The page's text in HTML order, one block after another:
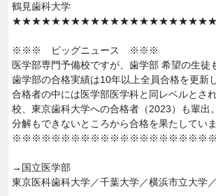
鶴見歯科大学
★★★★★★★★★★★★★★★★★★★★★
※※※ ビッグニュース ※※※
医学部専門予備校ですが、歯学部 希望の生徒
歯学部の合格実績は10年以上全員合格を更新
合格者の中には医学部医学科と同レベルとさ
校、東京歯科大学への合格者（2023）も輩出
分解もできないところから合格を果たしていま
※※※※※※※※※※※※※※※※※※※※※
→国立医学部
東京医科歯科大学／千葉大学／横浜市立大学